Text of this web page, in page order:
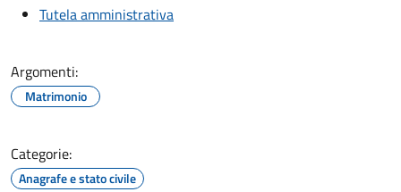
Tutela amministrativa
Argomenti:
Matrimonio
Categorie:
Anagrafe e stato civile